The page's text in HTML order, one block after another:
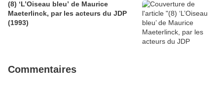
(8) ‘L’Oiseau bleu’ de Maurice
Maeterlinck, par les acteurs du JDP
(1993)
Commentaires